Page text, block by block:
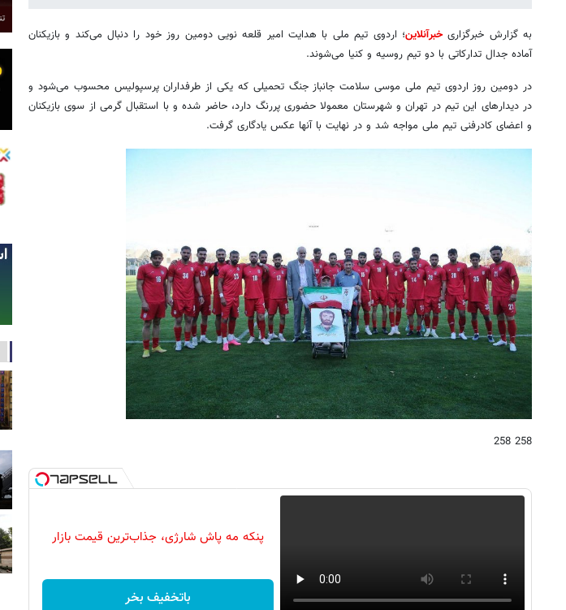
به گزارش خبرگزاریخبرآنلاین؛ اردوی تیم ملی با هدایت امیر قلعه نویی دومین روز خود را دنبال می‌کند و بازیکنان
آماده جدال تدارکاتی با دو تیم روسیه و کنیا می‌شوند.
در دومین روز اردوی تیم ملی موسی سلامت جانباز جنگ تحمیلی که یکی از طرفداران پرسپولیس محسوب می‌شود و
در دیدارهای این تیم در تهران و شهرستان معمولا حضوری پررنگ دارد، حاضر شده و با استقبال گرمی از سوی بازیکنان
و اعضای کادرفنی تیم ملی مواجه شد و در نهایت با آنها عکس یادگاری گرفت.
258 258
پنکه مه پاش شارژی، جذاب‌ترین قیمت بازار
باتخفیف بخر